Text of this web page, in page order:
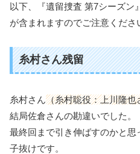
以下、『遺留捜査 第7シーズン
が含まれますのでご注意くださ
糸村さん残留
糸村さん（糸村聡役：上川隆也
結局佐倉さんの勘違いでした。
最終回まで引き伸ばすのかと
子抜けです。